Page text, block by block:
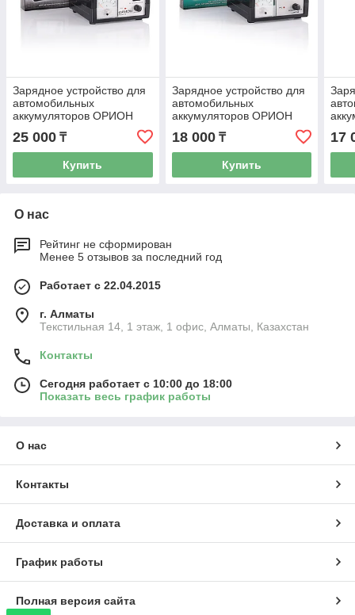
Зарядное устройство для
автомобильных
аккумуляторов ОРИОН
25 000 ₸
Купить
Зарядное устройство для
автомобильных
аккумуляторов ОРИОН
18 000₸
Купить
17
О нас
Рейтинг не сформирован
Менее 5 отзывов за последний год
Работает с 22.04.2015
г. Алматы
Текстильная 14, 1 этаж, 1 офис, Алматы, Казахстан
Контакты
Сегодня работает с 10:00 до 18:00
Показать весь график работы
О нас
Контакты
Доставка и оплата
График работы
Полная версия сайта